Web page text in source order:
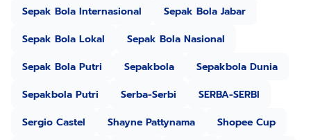
Sepak Bola Internasional
Sepak Bola Jabar
Sepak Bola Lokal
Sepak Bola Nasional
Sepak Bola Putri
Sepakbola
Sepakbola Dunia
Sepakbola Putri
Serba-Serbi
SERBA-SERBI
Sergio Castel
Shayne Pattynama
Shopee Cup